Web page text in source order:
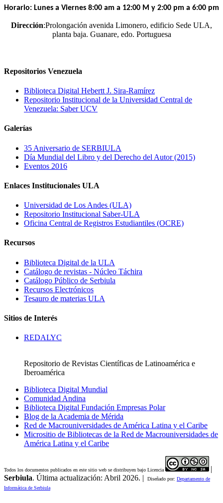
Horario: Lunes a Viernes 8:00 am a 12:00 M y 2:00 pm a 6:00 pm
Dirección:Prolongación avenida Limonero, edificio Sede ULA,
planta baja. Guanare, edo. Portuguesa
Repositorios Venezuela
Biblioteca Digital Hebertt J. Sira-Ramírez
Repositorio Institucional de la Universidad Central de
Venezuela: Saber UCV
Galerías
35 Aniversario de SERBIULA
Día Mundial del Libro y del Derecho del Autor (2015)
Eventos 2016
Enlaces Institucionales ULA
Universidad de Los Andes (ULA)
Repositorio Institucional Saber-ULA
Oficina Central de Registros Estudiantiles (OCRE)
Recursos
Biblioteca Digital de la ULA
Catálogo de revistas - Núcleo Táchira
Catálogo Público de Serbiula
Recursos Electrónicos
Tesauro de materias ULA
Sitios de Interés
REDALYC
Repositorio de Revistas Científicas de Latinoamérica e
Iberoamérica
Biblioteca Digital Mundial
Comunidad Andina
Biblioteca Digital Fundación Empresas Polar
Blog de la Academia de Mérida
Red de Macrouniversidades de América Latina y el Caribe
Micrositio de Bibliotecas de la Red de Macrouniversidades de
América Latina y el Caribe
Todos los documentos publicados en este sitio web se distribuyen bajo Licencia
|
Serbiula. Última actualización: Abril 2026. | Diseñado por: Departamento de
Informática de Serbiula